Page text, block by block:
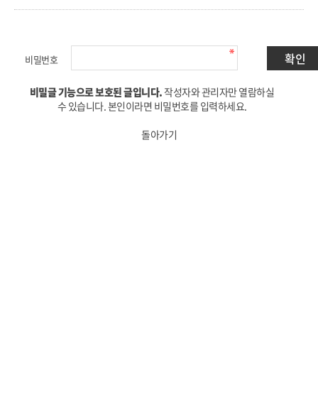
비밀번호
비밀글 기능으로 보호된 글입니다. 작성자와 관리자만 열람하실
수 있습니다. 본인이라면 비밀번호를 입력하세요.
돌아가기